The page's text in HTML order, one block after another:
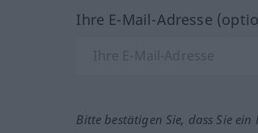
Ihre E-Mail-Adresse
Bitte bestätigen Sie, dass Sie